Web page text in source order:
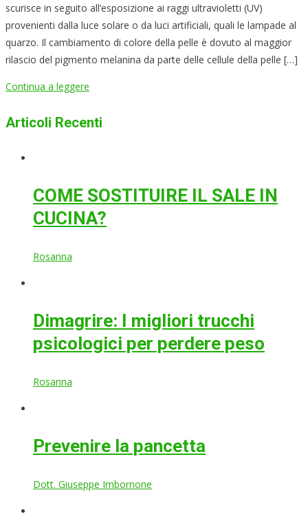
scurisce in seguito all’esposizione ai raggi ultravioletti (UV)
provenienti dalla luce solare o da luci artificiali, quali le lampade al
quarzo. Il cambiamento di colore della pelle è dovuto al maggior
rilascio del pigmento melanina da parte delle cellule della pelle […]
Continua a leggere
Articoli Recenti
COME SOSTITUIRE IL SALE IN
CUCINA?
Rosanna
Dimagrire: I migliori trucchi
psicologici per perdere peso
Rosanna
Prevenire la pancetta
Dott. Giuseppe Imbornone